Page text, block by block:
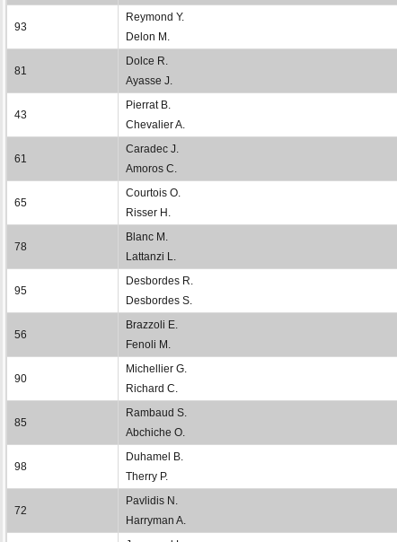
93
Reymond Y.
Delon M.
81
Dolce R.
Ayasse J.
43
Pierrat B.
Chevalier A.
61
Caradec J.
Amoros C.
65
Courtois O.
Risser H.
78
Blanc M.
Lattanzi L.
95
Desbordes R.
Desbordes S.
56
Brazzoli E.
Fenoli M.
90
Michellier G.
Richard C.
85
Rambaud S.
Abchiche O.
98
Duhamel B.
Therry P.
72
Pavlidis N.
Harryman A.